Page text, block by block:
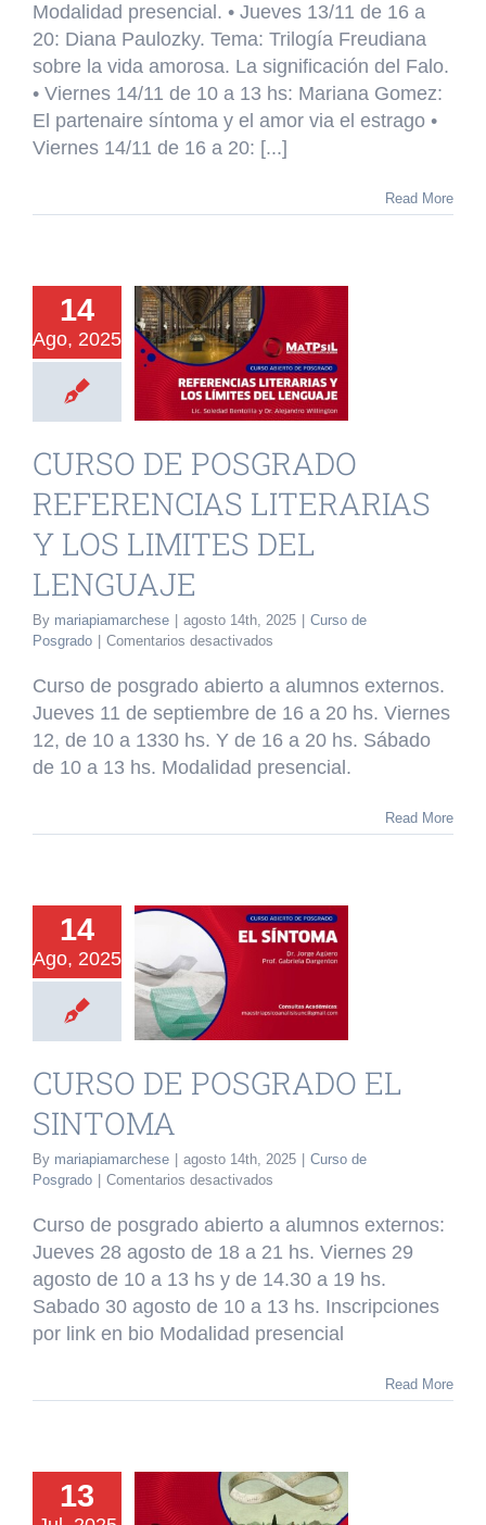
VIDA
AMOROSA
Modalidad presencial. •⁠ ⁠Jueves 13/11 de 16 a
20: Diana Paulozky. Tema: Trilogía Freudiana
sobre la vida amorosa. La significación del Falo.
•⁠ ⁠Viernes 14/11 de 10 a 13 hs: Mariana Gomez:
El partenaire síntoma y el amor via el estrago •⁠
⁠Viernes 14/11 de 16 a 20: [...]
Read More
14
Ago, 2025
Y
DEL
de Posgrado
CURSO DE POSGRADO
REFERENCIAS LITERARIAS
Y LOS LIMITES DEL
LENGUAJE
By mariapiamarchese agosto 14th, 2025
Curso de
Posgrado
Comentarios desactivados
DE
REFERENCIAS
LITERARIAS
Y
Curso de posgrado abierto a alumnos externos.
Jueves 11 de septiembre de 16 a 20 hs. Viernes
12, de 10 a 1330 hs. Y de 16 a 20 hs. Sábado
de 10 a 13 hs. Modalidad presencial.
Read More
14
Ago, 2025
DE
EL
CURSO DE POSGRADO EL
SINTOMA
By mariapiamarchese agosto 14th, 2025
Curso de
Posgrado
Comentarios desactivados
DE
POSGRADO
EL
SINTOMA
Curso de posgrado abierto a alumnos externos:
Jueves 28 agosto de 18 a 21 hs. Viernes 29
agosto de 10 a 13 hs y de 14.30 a 19 hs.
Sabado 30 agosto de 10 a 13 hs. Inscripciones
por link en bio Modalidad presencial
Read More
13